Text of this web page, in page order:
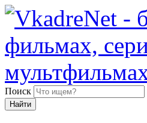
Поиск
Найти